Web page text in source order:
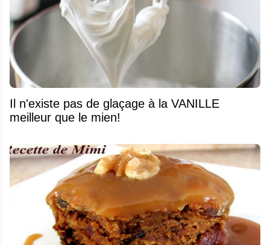
Il n'existe pas de glaçage à la VANILLE
meilleur que le mien!